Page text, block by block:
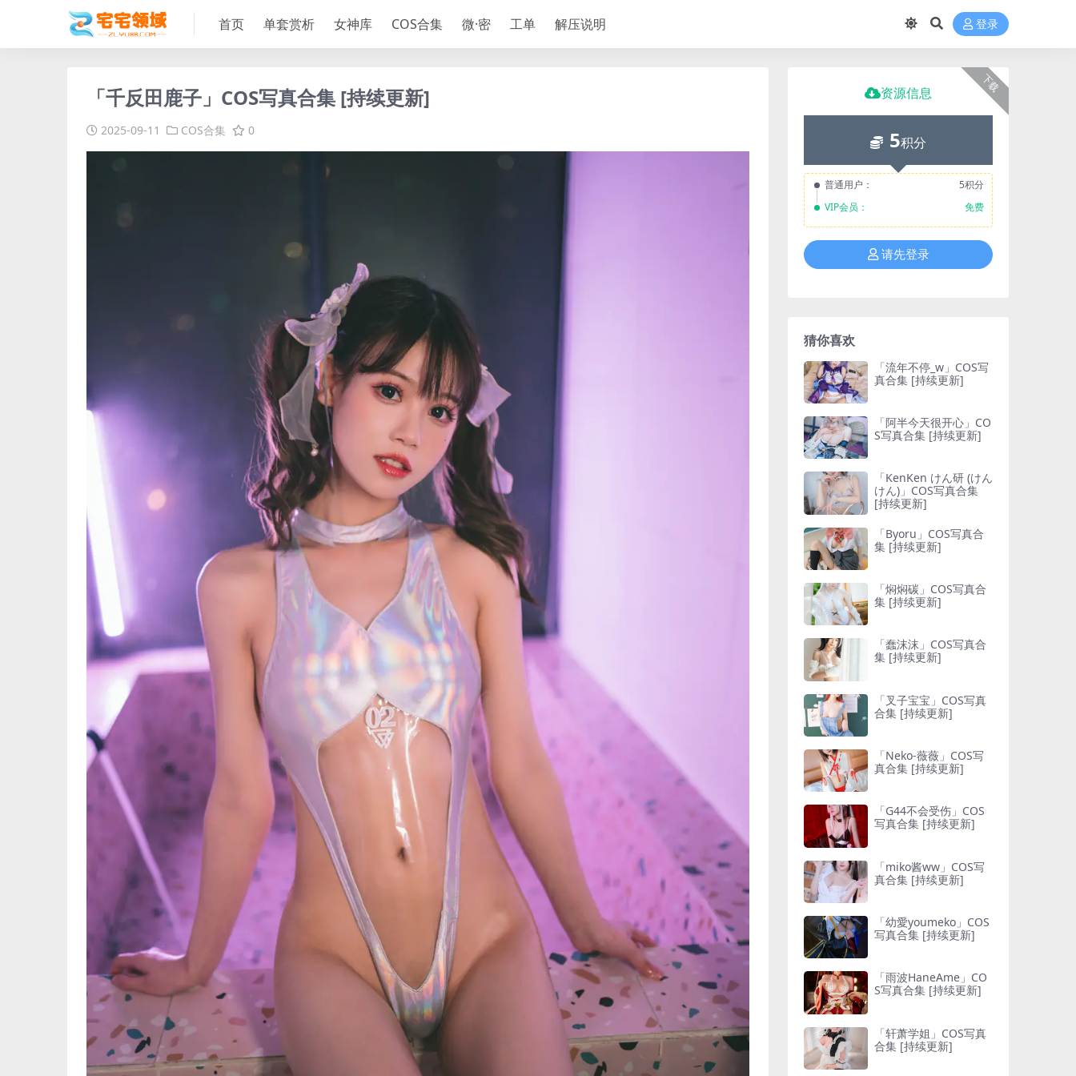
首页 单套赏析 女神库 COS合集 微·密 工单 解压说明 登录
「千反田鹿子」COS写真合集 [持续更新]
2025-09-11 COS合集 0
下载
资源信息
5积分
普通用户：
5积分
VIP会员：
免费
请先登录
猜你喜欢
「流年不停_w」COS写
真合集 [持续更新]
「阿半今天很开心」CO
S写真合集 [持续更新]
「KenKen けん研 (けん
けん)」COS写真合集
[持续更新]
「Byoru」COS写真合
集 [持续更新]
「焖焖碳」COS写真合
集 [持续更新]
「蠢沫沫」COS写真合
集 [持续更新]
「叉子宝宝」COS写真
合集 [持续更新]
「Neko-薇薇」COS写
真合集 [持续更新]
「G44不会受伤」COS
写真合集 [持续更新]
「miko酱ww」COS写
真合集 [持续更新]
「幼愛youmeko」COS
写真合集 [持续更新]
「雨波HaneAme」CO
S写真合集 [持续更新]
「轩萧学姐」COS写真
合集 [持续更新]